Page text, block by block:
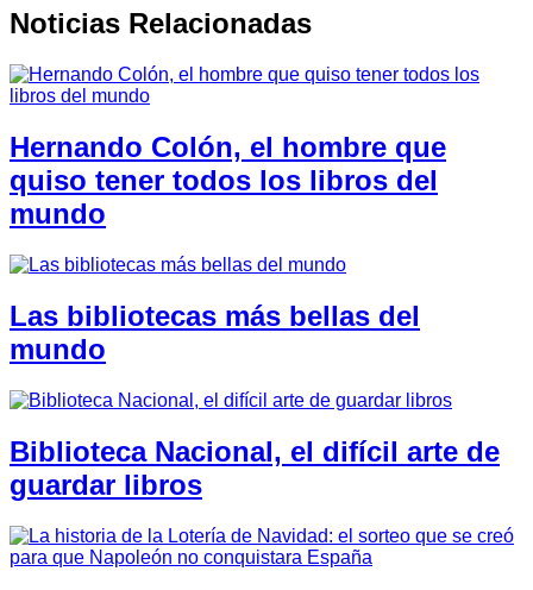
Noticias Relacionadas
Hernando Colón, el hombre que
quiso tener todos los libros del
mundo
Las bibliotecas más bellas del
mundo
Biblioteca Nacional, el difícil arte de
guardar libros